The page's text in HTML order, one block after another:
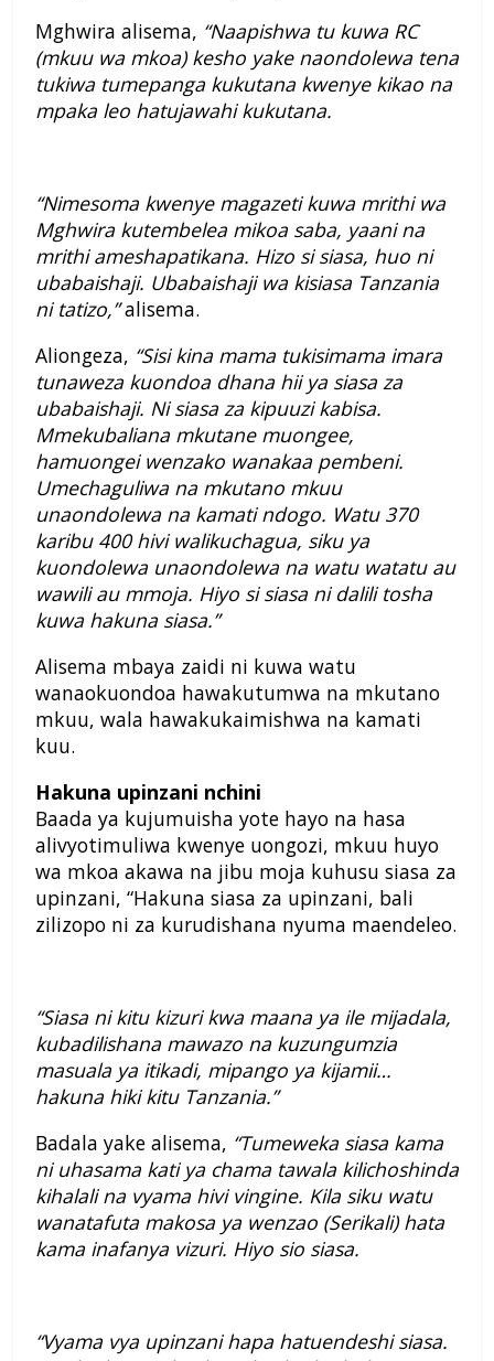
Mghwira alisema, “Naapishwa tu kuwa RC
(mkuu wa mkoa) kesho yake naondolewa tena
tukiwa tumepanga kukutana kwenye kikao na
mpaka leo hatujawahi kukutana.
“Nimesoma kwenye magazeti kuwa mrithi wa
Mghwira kutembelea mikoa saba, yaani na
mrithi ameshapatikana. Hizo si siasa, huo ni
ubabaishaji. Ubabaishaji wa kisiasa Tanzania
ni tatizo,”alisema.
Aliongeza, “Sisi kina mama tukisimama imara
tunaweza kuondoa dhana hii ya siasa za
ubabaishaji. Ni siasa za kipuuzi kabisa.
Mmekubaliana mkutane muongee,
hamuongei wenzako wanakaa pembeni.
Umechaguliwa na mkutano mkuu
unaondolewa na kamati ndogo. Watu 370
karibu 400 hivi walikuchagua, siku ya
kuondolewa unaondolewa na watu watatu au
wawili au mmoja. Hiyo si siasa ni dalili tosha
kuwa hakuna siasa.”
Alisema mbaya zaidi ni kuwa watu
wanaokuondoa hawakutumwa na mkutano
mkuu, wala hawakukaimishwa na kamati
kuu.
Hakuna upinzani nchini
Baada ya kujumuisha yote hayo na hasa
alivyotimuliwa kwenye uongozi, mkuu huyo
wa mkoa akawa na jibu moja kuhusu siasa za
upinzani, “Hakuna siasa za upinzani, bali
zilizopo ni za kurudishana nyuma maendeleo.
“Siasa ni kitu kizuri kwa maana ya ile mijadala,
kubadilishana mawazo na kuzungumzia
masuala ya itikadi, mipango ya kijamii…
hakuna hiki kitu Tanzania.”
Badala yake alisema, “Tumeweka siasa kama
ni uhasama kati ya chama tawala kilichoshinda
kihalali na vyama hivi vingine. Kila siku watu
wanatafuta makosa ya wenzao (Serikali) hata
kama inafanya vizuri. Hiyo sio siasa.
“Vyama vya upinzani hapa hatuendeshi siasa.